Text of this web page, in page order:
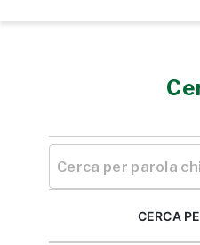
CERCA